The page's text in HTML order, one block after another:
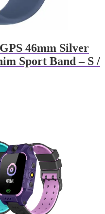
46mm Silver
Sport Band – S /